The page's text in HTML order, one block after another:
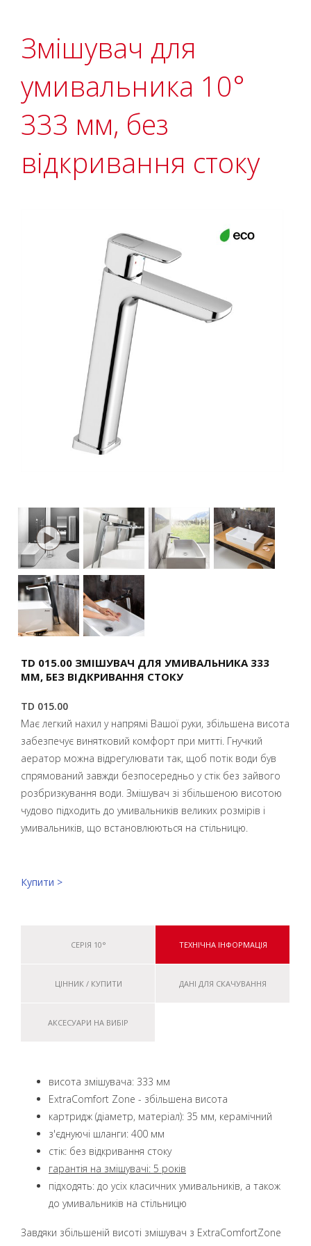
Змішувач для
умивальника 10°
333 мм, без
відкривання стоку
TD 015.00 ЗМІШУВАЧ ДЛЯ УМИВАЛЬНИКА 333
ММ, БЕЗ ВІДКРИВАННЯ СТОКУ
TD 015.00
Має легкий нахил у напрямі Вашої руки, збільшена висота
забезпечує винятковий комфорт при митті. Гнучкий
аератор можна відрегулювати так, щоб потік води був
спрямований завжди безпосередньо у стік без зайвого
розбризкування води. Змішувач зі збільшеною висотою
чудово підходить до умивальників великих розмірів і
умивальників, що встановлюються на стільницю.
Купити >
СЕРІЯ 10° ТЕХНІЧНА ІНФОРМАЦІЯ
ЦІННИК / КУПИТИ ДАНІ ДЛЯ СКАЧУВАННЯ
АКСЕСУАРИ НА ВИБІР
висота змішувача: 333 мм
ExtraComfort Zone - збільшена висота
картридж (діаметр, матеріал): 35 мм, керамічний
з'єднуючі шланги: 400 мм
стік: без відкривання стоку
гарантія на змішувачі: 5 років
підходять: до усіх класичних умивальників, а також
до умивальників на стільницю
Завдяки збільшеній висоті змішувач з ExtraComfortZone